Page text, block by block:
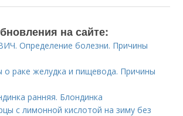
на сайте:
Определение болезни. Причины
раке желудка и пищевода. Причины
ранняя. Блондинка
с лимонной кислотой на зиму без